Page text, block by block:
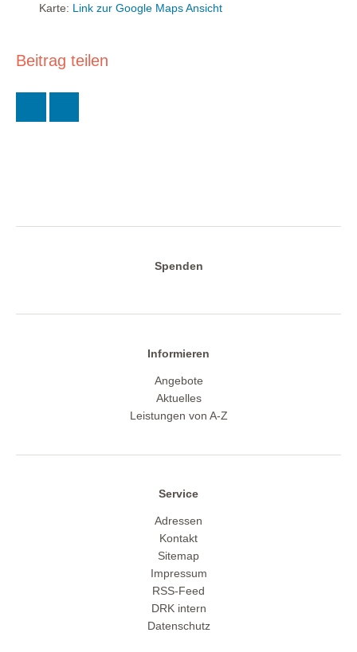
Karte: Link zur Google Maps Ansicht
Beitrag teilen
Spenden
Informieren
Angebote
Aktuelles
Leistungen von A-Z
Service
Adressen
Kontakt
Sitemap
Impressum
RSS-Feed
DRK intern
Datenschutz